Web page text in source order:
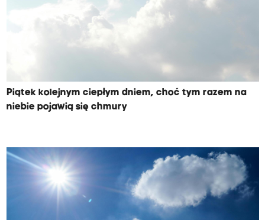
Piątek kolejnym ciepłym dniem, choć tym razem na
niebie pojawią się chmury